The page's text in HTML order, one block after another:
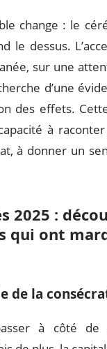
change : le
le dessus.
sur une
d’une
des effets.
à
à donner un
2025 :
qui ont
de la
à côté de